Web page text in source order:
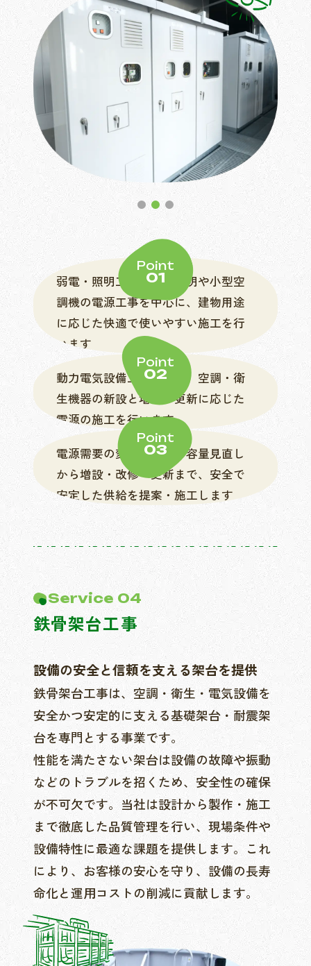
Point
01
弱電・照明工事では、照明や小型空
調機の電源工事を中心に、建物用途
に応じた快適で使いやすい施工を行
います
Point
02
動力電気設備工事として、空調・衛
生機器の新設と増設、更新に応じた
電源の施工を行います
Point
03
電源需要の変化に応じ、容量見直し
から増設・改修・更新まで、安全で
安定した供給を提案・施工します
Service 04
鉄骨架台工事
設備の安全と信頼を支える架台を提供
鉄骨架台工事は、空調・衛生・電気設備を
安全かつ安定的に支える基礎架台・耐震架
台を専門とする事業です。
性能を満たさない架台は設備の故障や振動
などのトラブルを招くため、安全性の確保
が不可欠です。当社は設計から製作・施工
まで徹底した品質管理を行い、現場条件や
設備特性に最適な課題を提供します。これ
により、お客様の安心を守り、設備の長寿
命化と運用コストの削減に貢献します。